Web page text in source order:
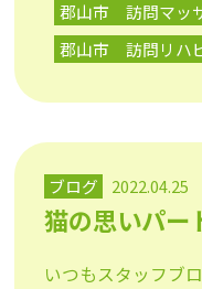
郡山市 訪問マッ
郡山市 訪問リハ
ブログ 2022.04.25
猫の思いパー
いつもスタッフブ